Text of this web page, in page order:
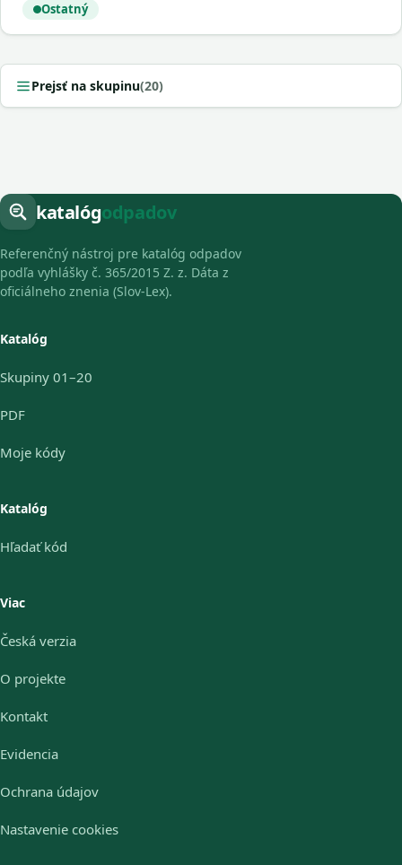
Ostatný
Prejsť na skupinu(20)
katalógodpadov
Referenčný nástroj pre katalóg odpadov
podľa vyhlášky č. 365/2015 Z. z. Dáta z
oficiálneho znenia (Slov-Lex).
Katalóg
Skupiny 01–20
PDF
Moje kódy
Katalóg
Hľadať kód
Viac
Česká verzia
O projekte
Kontakt
Evidencia
Ochrana údajov
Nastavenie cookies